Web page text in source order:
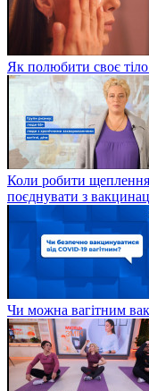
Як полюбити своє тіло
Коли робити
поєднувати з
Чи можна вагітним